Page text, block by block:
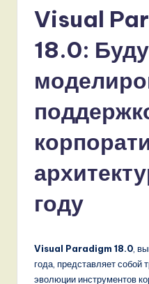
si
Visual
18.0:
году
Visual Paradigm 18.0 ,
года, представляет собой
эволюции инструментов